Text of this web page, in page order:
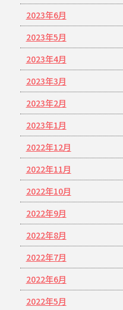
2023年6月
2023年5月
2023年4月
2023年3月
2023年2月
2023年1月
2022年12月
2022年11月
2022年10月
2022年9月
2022年8月
2022年7月
2022年6月
2022年5月